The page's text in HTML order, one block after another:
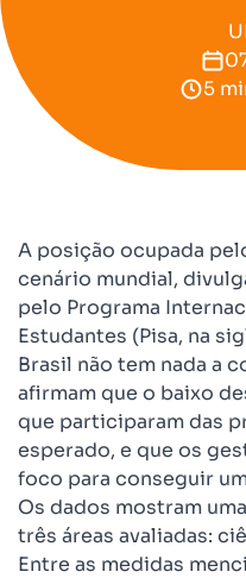
5
A posição ocupada
cenário mundial,
pelo Programa
Estudantes (Pisa, na
Brasil não tem nada a
afirmam que o baixo
que participaram das
esperado, e que os
foco para conseguir
Os dados mostram
três áreas avaliadas:
Entre as medidas